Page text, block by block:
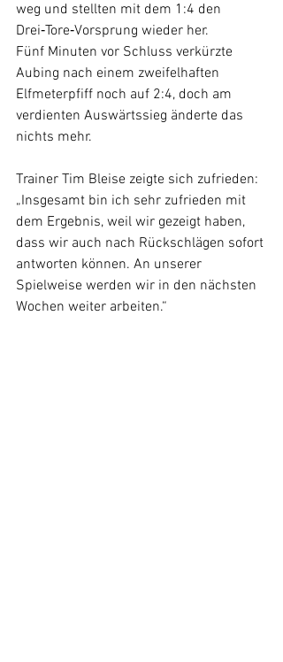
weg und stellten mit dem 1:4 den
Drei‑Tore‑Vorsprung wieder her.
Fünf Minuten vor Schluss verkürzte
Aubing nach einem zweifelhaften
Elfmeterpfiff noch auf 2:4, doch am
verdienten Auswärtssieg änderte das
nichts mehr.
Trainer Tim Bleise zeigte sich zufrieden:
„Insgesamt bin ich sehr zufrieden mit
dem Ergebnis, weil wir gezeigt haben,
dass wir auch nach Rückschlägen sofort
antworten können. An unserer
Spielweise werden wir in den nächsten
Wochen weiter arbeiten.“